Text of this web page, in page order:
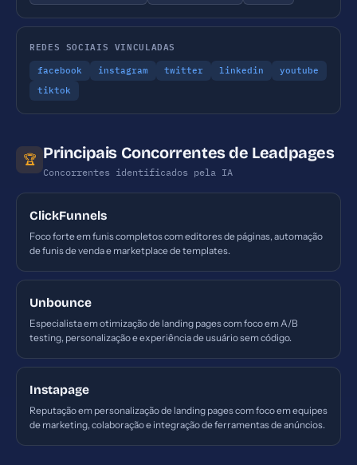
REDES SOCIAIS VINCULADAS
facebook instagram twitter linkedin
youtube
tiktok
🏆 Principais Concorrentes de Leadpages
Concorrentes identificados pela IA
ClickFunnels
Foco forte em funis completos com editores de páginas, automação
de funis de venda e marketplace de templates.
Unbounce
Especialista em otimização de landing pages com foco em A/B
testing, personalização e experiência de usuário sem código.
Instapage
Reputação em personalização de landing pages com foco em equipes
de marketing, colaboração e integração de ferramentas de anúncios.